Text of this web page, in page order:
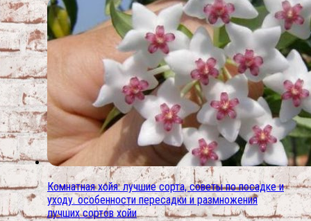
Комнатная хойя: лучшие сорта, советы по посадке и
уходу. особенности пересадки и размножения
лучших сортов хойи